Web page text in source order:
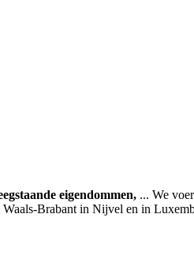
eigendommen, ... We
Brabant in Nijvel en in